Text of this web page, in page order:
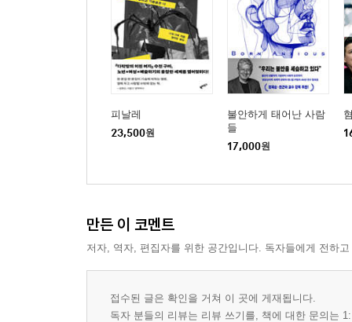
피날레
23,500원
불안하게 태어난 사람
들
17,000원
만든 이 코멘트
저자, 역자, 편집자를 위한 공간입니다. 독자들에게 전하
접수된 글은 확인을 거쳐 이 곳에 게재됩니다.
독자 분들의 리뷰는 리뷰 쓰기를, 책에 대한 문의는